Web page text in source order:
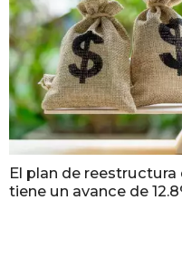
El plan de
tiene un avance de